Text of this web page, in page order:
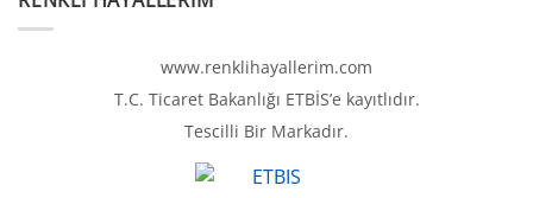
www.renklihayallerim.com
T.C. Ticaret Bakanlığı ETBİS’e kayıtlıdır.
Tescilli Bir Markadır.